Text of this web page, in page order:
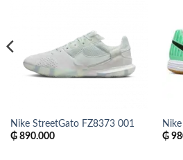
Nike StreetGato FZ8373 001
₲890.000
₲